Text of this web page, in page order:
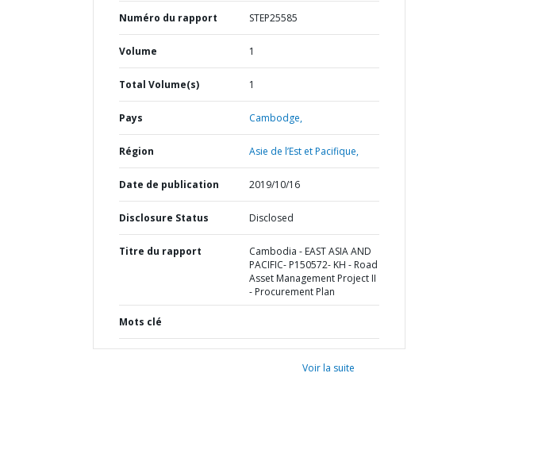
Numéro du rapport STEP25585
Volume 1
Total Volume(s) 1
Pays Cambodge,
Région Asie de l’Est et Pacifique,
Date de publication 2019/10/16
Disclosure Status Disclosed
Titre du rapport
Cambodia - EAST ASIA AND
PACIFIC- P150572- KH - Road
Asset Management Project II
- Procurement Plan
Mots clé
Voir la suite